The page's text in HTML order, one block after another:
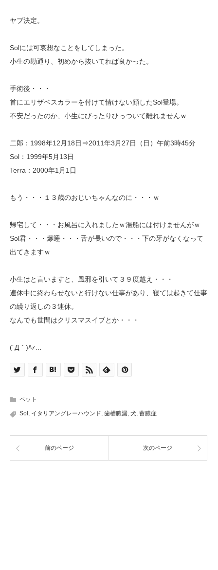
ヤブ決定。
Solには可哀想なことをしてしまった。
小生の勘通り、初めから抜いてれば良かった。
手術後・・・
首にエリザベスカラーを付けて情けない顔したSol登場。
不安だったのか、小生にびったりひっついて離れませんｗ
二郎：1998年12月18日⇒2011年3月27日（日）午前3時45分
Sol：1999年5月13日
Terra：2000年1月1日
もう・・・１３歳のおじいちゃんなのに・・・ｗ
帰宅して・・・お風呂に入れましたｗ湯船には付けませんがｗ
Sol君・・・爆睡・・・舌が長いので・・・下の牙がなくなって
出てきますｗ
小生はと言いますと、風邪を引いて３９度越え・・・
連休中に終わらせないと行けない仕事があり、寝ては起きて仕事
の繰り返しの３連休。
なんでも世間はクリスマスイブとか・・・
(´Д｀)ﾊｧ…
ペット
Sol , イタリアングレーハウンド, 歯槽膿漏, 犬, 蓄膿症
前のページ 次のページ